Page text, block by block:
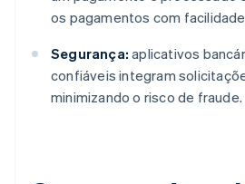
os pagamentos com
Segurança: aplicativos
confiáveis integram
minimizando o risco de fraude.